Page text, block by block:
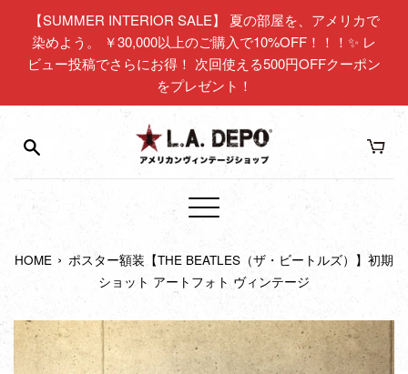
【SUMMER INTERIOR SALE】 夏の部屋を、アメリカで
染めよう。 ￥30,000以上のご購入で10%OFF！！！✨ レ
ビュー投稿でさらにお得！ 次回使える500円OFFクーポン
をプレゼント！
メ
ュ
ー
HOME › ポスター額装【THE BEATLES（ザ・ビートルズ）】初期
ショット アートフォト ヴィンテージ